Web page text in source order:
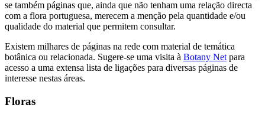
se também páginas que, ainda que não tenham uma relação directa
com a flora portuguesa, merecem a menção pela quantidade e/ou
qualidade do material que permitem consultar.
Existem milhares de páginas na rede com material de temática
botânica ou relacionada. Sugere-se uma visita à Botany Net para
acesso a uma extensa lista de ligações para diversas páginas de
interesse nestas áreas.
Floras